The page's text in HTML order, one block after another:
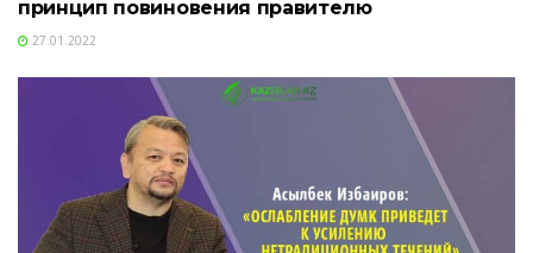
принцип повиновения правителю
27.01.2022